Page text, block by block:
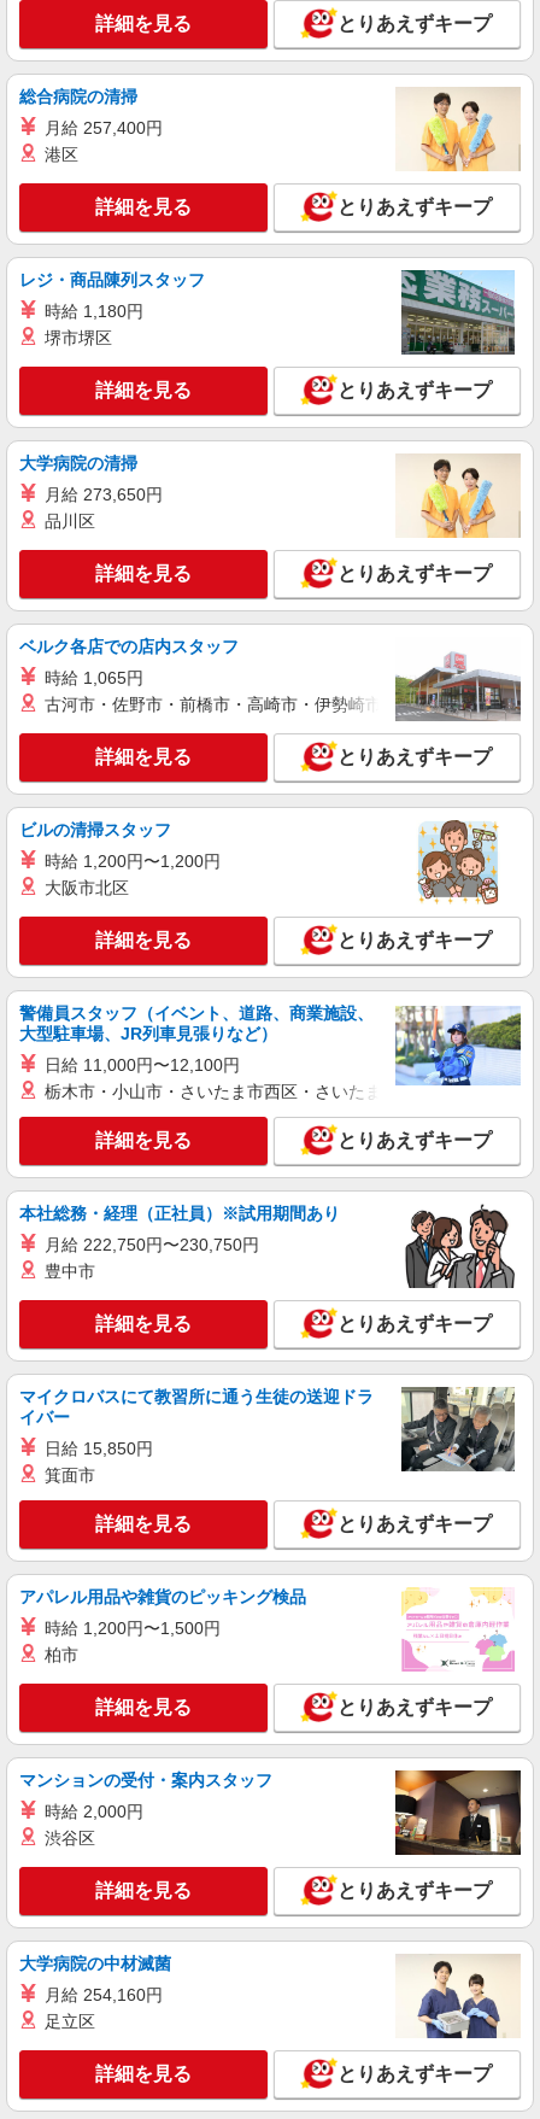
詳細を見る とりあえずキープ
総合病院の清掃
月給 257,400円
港区
詳細を見る とりあえずキープ
レジ・商品陳列スタッフ
時給 1,180円
堺市堺区
詳細を見る とりあえずキープ
大学病院の清掃
月給 273,650円
品川区
詳細を見る とりあえずキープ
ベルク各店での店内スタッフ
時給 1,065円
古河市・佐野市・前橋市・高崎市・伊勢崎市・太田市・館林市
詳細を見る とりあえずキープ
ビルの清掃スタッフ
時給 1,200円〜1,200円
大阪市北区
詳細を見る とりあえずキープ
警備員スタッフ（イベント、道路、商業施設、
大型駐車場、JR列車見張りなど）
日給 11,000円〜12,100円
栃木市・小山市・さいたま市西区・さいたま市岩槻区・久喜市・
詳細を見る とりあえずキープ
本社総務・経理（正社員）※試用期間あり
月給 222,750円〜230,750円
豊中市
詳細を見る とりあえずキープ
マイクロバスにて教習所に通う生徒の送迎ドラ
イバー
日給 15,850円
箕面市
詳細を見る とりあえずキープ
アパレル用品や雑貨のピッキング検品
時給 1,200円〜1,500円
柏市
詳細を見る とりあえずキープ
マンションの受付・案内スタッフ
時給 2,000円
渋谷区
詳細を見る とりあえずキープ
大学病院の中材滅菌
月給 254,160円
足立区
詳細を見る とりあえずキープ